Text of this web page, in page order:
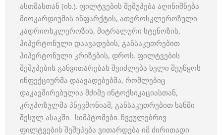
ასთმასთან (იხ.). ფილტვების შეშუპება აღინიშნება
მიოკარდიუმის ინფარქტის, ათეროსკლეროზული
კადრიოსკლეროზის, მიტრალური სტენოზის,
ჰიპერტონული დაავადების, განსაკუთრებით
ჰიპერტონული კრიზების, დროს. ფილტვების
შეშუპების განვითარებას შეიძლება ხელი შეუწყოს
ინფექციურმა დაავადებებმა, რომლებიც
დაკავშირებულია მძიმე ინტოქსიკაციასთან,
კრუპოზულმა პნევმონიამ, განსაკუთრებით ხანში
შესულ ასაკში. სიმპტომები. ჩვეულებრივ
ფილტვების შეშუპება ვითარდება იმ ძირითადი